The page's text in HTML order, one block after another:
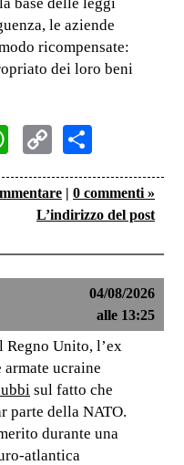
le aziende
ricompensate:
dei loro beni
WhatsApp
Copy
Link
| 0 commenti »
L’indirizzo del post
04/08/2026
alle 13:25
Regno Unito, l’ex
ucraine
sul fatto che
parte della NATO.
durante una
atlantica